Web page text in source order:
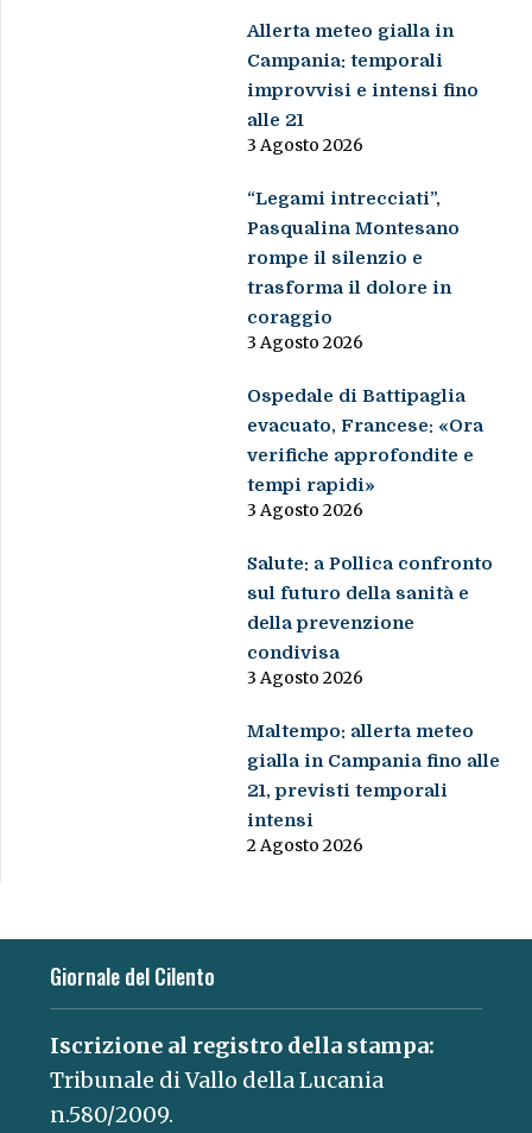
Allerta meteo gialla in
Campania: temporali
improvvisi e intensi fino
alle 21
3 Agosto 2026
“Legami intrecciati”,
Pasqualina Montesano
rompe il silenzio e
trasforma il dolore in
coraggio
3 Agosto 2026
Ospedale di Battipaglia
evacuato, Francese: «Ora
verifiche approfondite e
tempi rapidi»
3 Agosto 2026
Salute: a Pollica confronto
sul futuro della sanità e
della prevenzione
condivisa
3 Agosto 2026
Maltempo: allerta meteo
gialla in Campania fino alle
21, previsti temporali
intensi
2 Agosto 2026
Giornale del Cilento
Iscrizione al registro della stampa:
Tribunale di Vallo della Lucania
n.580/2009.